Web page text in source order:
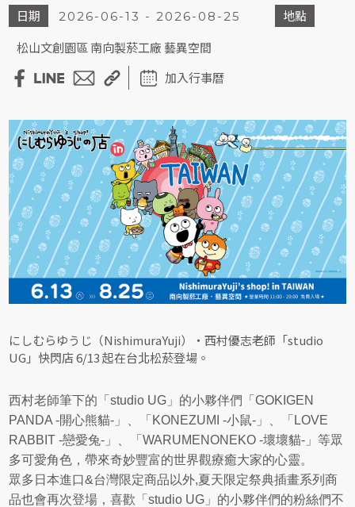
日期 2026-06-13 - 2026-08-25
地點
松山文創園區 南向製菸工廠 藝異空間
加入行事曆
にしむらゆうじ（NishimuraYuji）・西村優志老師「studio
UG」快閃店 6/13 起在台北松菸登場。
西村老師筆下的「studio UG」的小夥伴們「GOKIGEN
PANDA -開心熊貓-」、「KONEZUMI -小鼠-」、「LOVE
RABBIT -戀愛兔-」、「WARUMENONEKO -壞壞貓-」等眾
多可愛角色，帶來奇妙豐富的世界觀療癒大家的心靈。
眾多日本進口&台灣限定商品以外,夏天限定祭典插畫系列商
品也會再次登場，喜歡「studio UG」的小夥伴們的粉絲們不